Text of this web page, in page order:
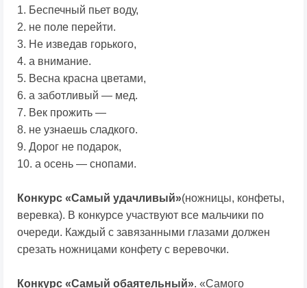
1. Беспечный пьет воду,
2. не поле перейти.
3. Не изведав горького,
4. а внимание.
5. Весна красна цветами,
6. а заботливый — мед.
7. Век прожить —
8. не узнаешь сладкого.
9. Дорог не подарок,
10. а осень — снопами.
Конкурс «Самый удачливый»(ножницы, конфеты,
веревка). В конкурсе участвуют все мальчики по
очереди. Каждый с завязанными глазами должен
срезать ножницами конфету с веревочки.
Конкурс «Самый обаятельный». «Самого